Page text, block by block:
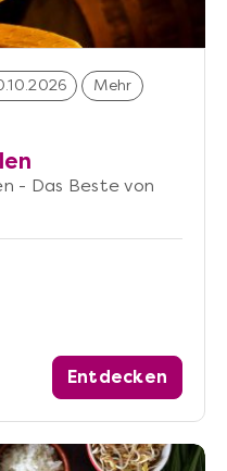
Mehr
- Das Beste von
Entdecken